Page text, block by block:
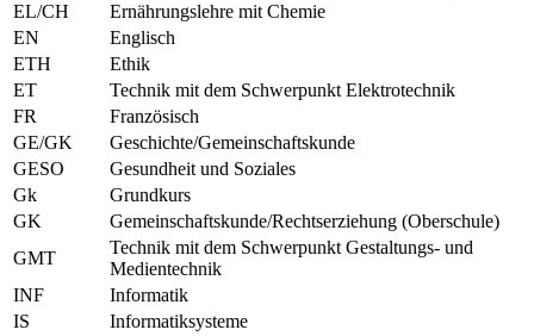
EL/CH
Ernährungslehre mit Chemie
EN
Englisch
ETH
Ethik
ET
Technik mit dem Schwerpunkt Elektrotechnik
FR
Französisch
GE/GK
Geschichte/Gemeinschaftskunde
GESO
Gesundheit und Soziales
Gk
Grundkurs
GK
Gemeinschaftskunde/Rechtserziehung (Oberschule)
GMT
Technik mit dem Schwerpunkt Gestaltungs- und
Medientechnik
INF
Informatik
IS
Informatiksysteme